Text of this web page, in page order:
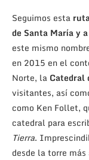
Seguimos esta
de Santa María y
este mismo
en 2015 en el
Norte, la Catedral
visitantes, así
como Ken Follet,
catedral para
Tierra.
desde la torre